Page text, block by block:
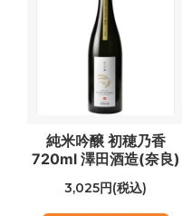
純米吟醸 初穂乃香
720ml 澤田酒造(奈良)
3,025円(税込)